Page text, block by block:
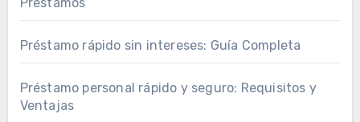
Préstamo rápido sin intereses: Guía Completa
Préstamo personal rápido y seguro: Requisitos y
Ventajas